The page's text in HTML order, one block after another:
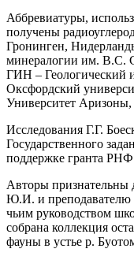
Аббревиатуры,
получены
Гронинген,
минералогии им. В.С.
ГИН – Геологический
Оксфордский
Университет
Исследования Г.Г.
Государственного
поддержке гранта
Авторы признательны
Ю.И. и преподавателю
чьим руководством
собрана коллекция
фауны в устье р.